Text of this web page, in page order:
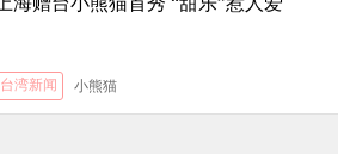
台湾新闻 小熊猫